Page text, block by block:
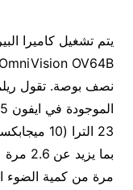
يتم تشغيل كاميرا
مرة من كمية الضوء